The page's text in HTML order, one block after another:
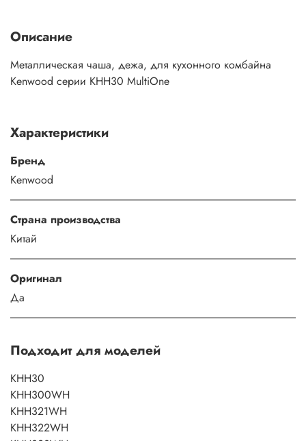
Описание
Металлическая чаша, дежа, для кухонного комбайна
Kenwood серии KHH30 MultiOne
Характеристики
Бренд
Kenwood
Страна производства
Китай
Оригинал
Да
Подходит для моделей
KHH30
KHH300WH
KHH321WH
KHH322WH